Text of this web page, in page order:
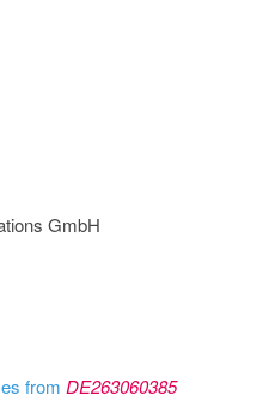
GmbH
from DE263060385